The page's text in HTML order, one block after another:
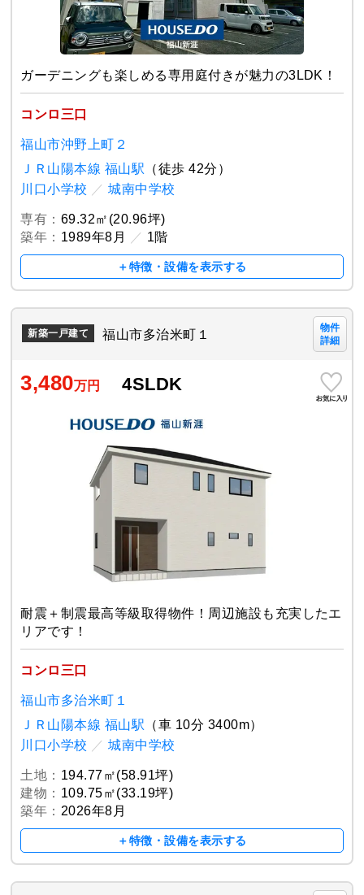
ガーデニングも楽しめる専用庭付きが魅力の3LDK！
コンロ三口
福山市沖野上町２
ＪＲ山陽本線 福山駅 （徒歩 42分）
川口小学校 ／ 城南中学校
専有： 69.32㎡(20.96坪)
築年： 1989年8月 ／ 1階
＋特徴・設備を表示する
新築一戸建て 福山市多治米町１
物件
詳細
3,480万円 4SLDK
耐震＋制震最高等級取得物件！周辺施設も充実したエ
リアです！
コンロ三口
福山市多治米町１
ＪＲ山陽本線 福山駅 （車 10分 3400m）
川口小学校 ／ 城南中学校
土地： 194.77㎡(58.91坪)
建物： 109.75㎡(33.19坪)
築年： 2026年8月
＋特徴・設備を表示する